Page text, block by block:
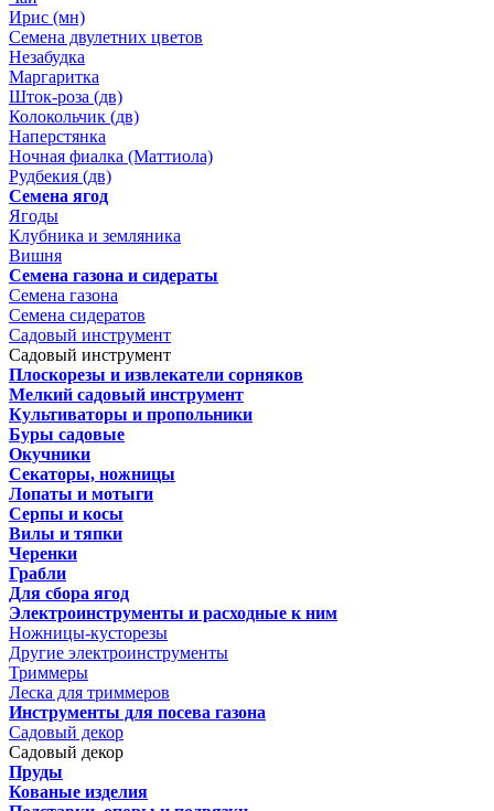
Ирис (мн)
Семена двулетних цветов
Незабудка
Маргаритка
Шток-роза (дв)
Колокольчик (дв)
Наперстянка
Ночная фиалка (Маттиола)
Рудбекия (дв)
Семена ягод
Ягоды
Клубника и земляника
Вишня
Семена газона и сидераты
Семена газона
Семена сидератов
Садовый инструмент
Садовый инструмент
Плоскорезы и извлекатели сорняков
Мелкий садовый инструмент
Культиваторы и пропольники
Буры садовые
Окучники
Секаторы, ножницы
Лопаты и мотыги
Серпы и косы
Вилы и тяпки
Черенки
Грабли
Для сбора ягод
Электроинструменты и расходные к ним
Ножницы-кусторезы
Другие электроинструменты
Триммеры
Леска для триммеров
Инструменты для посева газона
Садовый декор
Садовый декор
Пруды
Кованые изделия